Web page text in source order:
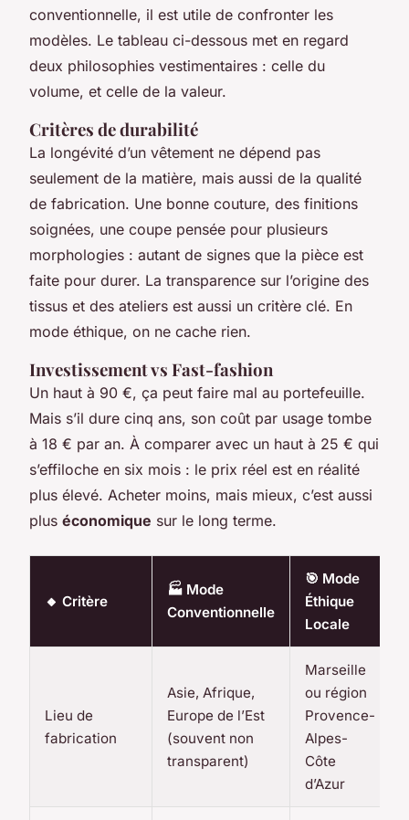
conventionnelle, il est utile de confronter les
modèles. Le tableau ci-dessous met en regard
deux philosophies vestimentaires : celle du
volume, et celle de la valeur.
Critères de durabilité
La longévité d’un vêtement ne dépend pas
seulement de la matière, mais aussi de la qualité
de fabrication. Une bonne couture, des finitions
soignées, une coupe pensée pour plusieurs
morphologies : autant de signes que la pièce est
faite pour durer. La transparence sur l’origine des
tissus et des ateliers est aussi un critère clé. En
mode éthique, on ne cache rien.
Investissement vs Fast-fashion
Un haut à 90 €, ça peut faire mal au portefeuille.
Mais s’il dure cinq ans, son coût par usage tombe
à 18 € par an. À comparer avec un haut à 25 € qui
s’effiloche en six mois : le prix réel est en réalité
plus élevé. Acheter moins, mais mieux, c’est aussi
plus économique sur le long terme.
🔸 Critère
🏭 Mode
Conventionnelle
🎯 Mode
Éthique
Locale
Lieu de
fabrication
Asie, Afrique,
Europe de l’Est
(souvent non
transparent)
Marseille
ou région
Provence-
Alpes-
Côte
d’Azur